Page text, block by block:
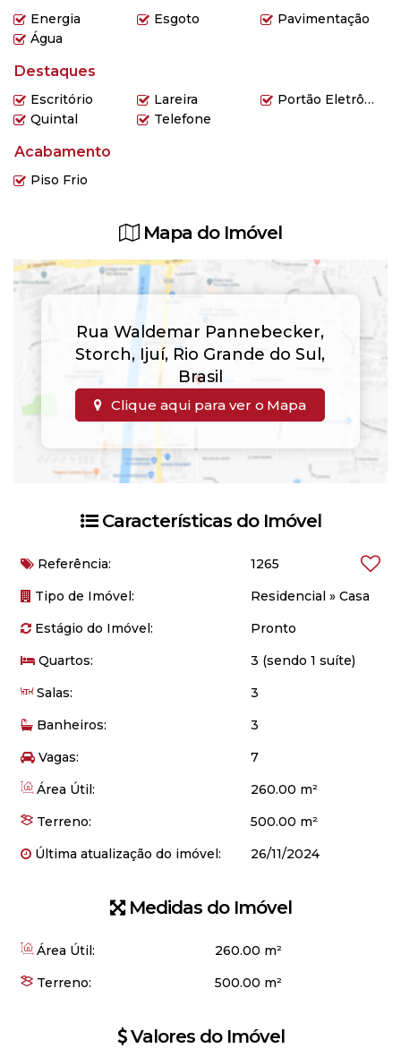
Energia Esgoto
Pavimentação
Água
Destaques
Escritório Lareira
Portão Eletrônico
Quintal
Telefone
Acabamento
Piso Frio
Mapa do Imóvel
Rua Waldemar Pannebecker,
Storch, Ijuí, Rio Grande do Sul ,
Brasil
Clique aqui para ver o Mapa
Características do Imóvel
Referência:
1265
Tipo de Imóvel:
Residencial » Casa
Estágio do Imóvel:
Pronto
Quartos:
3 (sendo 1 suíte)
Salas:
3
Banheiros:
3
Vagas:
7
Área Útil:
260.00 m²
Terreno:
500.00 m²
Última atualização do imóvel:
26/11/2024
Medidas do Imóvel
Área Útil: 260.00 m²
Terreno:
500.00 m²
Valores do Imóvel